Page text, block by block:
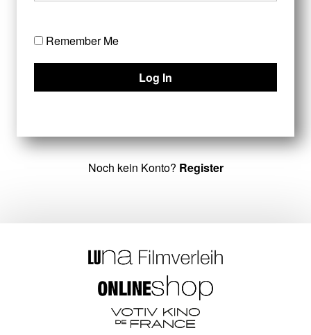
Remember Me
Noch kein Konto? Register